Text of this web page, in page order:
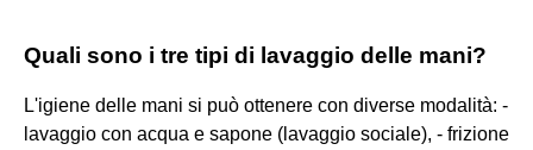
Quali sono i tre tipi di lavaggio delle mani?
L'igiene delle mani si può ottenere con diverse modalità: -
lavaggio con acqua e sapone (lavaggio sociale), - frizione